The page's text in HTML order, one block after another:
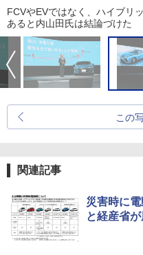
FCVやEVではなく、ハイブリ
あると内山田氏は結論づけた
この
関連記事
災害時に
と経産省